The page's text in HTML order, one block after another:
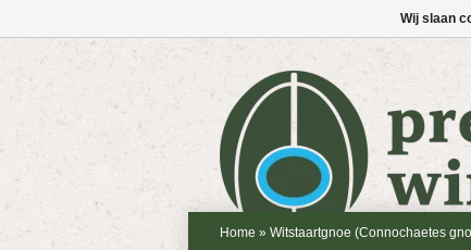
Home » Witstaartgnoe (Connochaetes
Wij slaan